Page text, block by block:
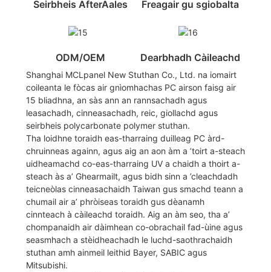
Seirbheis AfterAales Freagair gu sgiobalta
ODM/OEM Dearbhadh Càileachd
Shanghai MCLpanel New Stuthan Co., Ltd. na iomairt
coileanta le fòcas air gnìomhachas PC airson faisg air
15 bliadhna, an sàs ann an rannsachadh agus
leasachadh, cinneasachadh, reic, giollachd agus
seirbheis polycarbonate polymer stuthan.
Tha loidhne toraidh eas-tharraing duilleag PC àrd-
chruinneas againn, agus aig an aon àm a ’toirt a-steach
uidheamachd co-eas-tharraing UV a chaidh a thoirt a-
steach às a’ Ghearmailt, agus bidh sinn a ’cleachdadh
teicneòlas cinneasachaidh Taiwan gus smachd teann a
chumail air a’ phròiseas toraidh gus dèanamh
cinnteach à càileachd toraidh. Aig an àm seo, tha a’
chompanaidh air dàimhean co-obrachail fad-ùine agus
seasmhach a stèidheachadh le luchd-saothrachaidh
stuthan amh ainmeil leithid Bayer, SABIC agus
Mitsubishi.